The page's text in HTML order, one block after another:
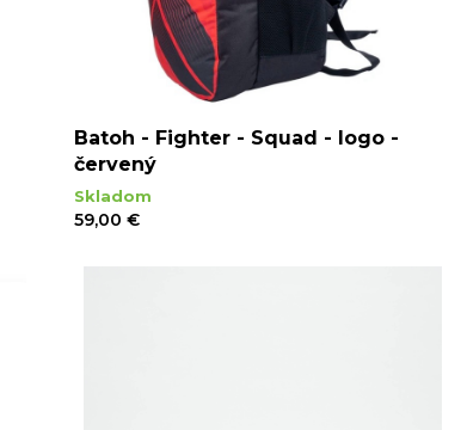
Batoh - Fighter - Squad - logo -
červený
Skladom
59,00 €